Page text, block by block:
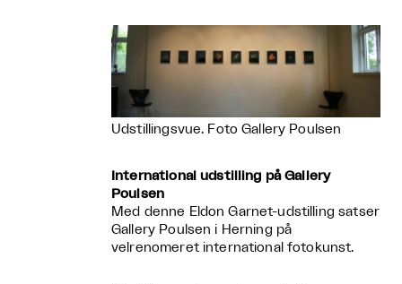
Udstillingsvue. Foto Gallery Poulsen
International udstilling på Gallery
Poulsen
Med denne Eldon Garnet-udstilling satser
Gallery Poulsen i Herning på
velrenomeret international fotokunst.